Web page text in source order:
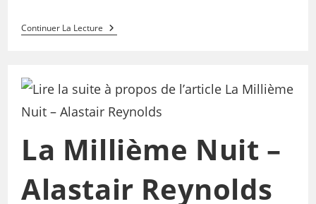
Continuer La Lecture
La Millième Nuit –
Alastair Reynolds